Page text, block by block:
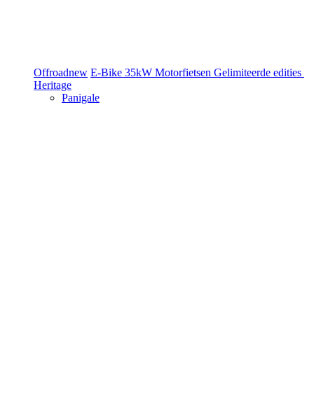
Offroadnew E-Bike 35kW Motorfietsen Gelimiteerde edities
Heritage
Panigale